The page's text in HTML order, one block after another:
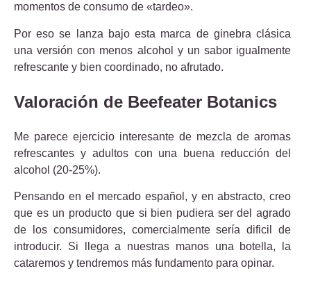
momentos de consumo de «tardeo».
Por eso se lanza bajo esta marca de ginebra clásica
una versión con menos alcohol y un sabor igualmente
refrescante y bien coordinado, no afrutado.
Valoración de Beefeater Botanics
Me parece ejercicio interesante de mezcla de aromas
refrescantes y adultos con una buena reducción del
alcohol (20-25%).
Pensando en el mercado español, y en abstracto, creo
que es un producto que si bien pudiera ser del agrado
de los consumidores, comercialmente sería dificil de
introducir. Si llega a nuestras manos una botella, la
cataremos y tendremos más fundamento para opinar.